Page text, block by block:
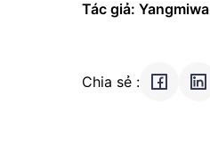
Tác giả: Yangmiwa
Chia sẻ :